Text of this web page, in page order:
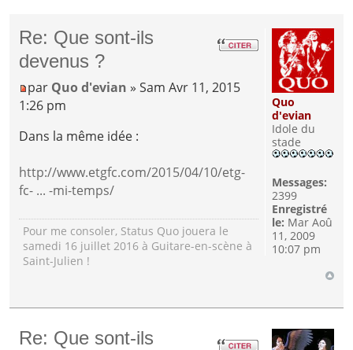
Re: Que sont-ils
devenus ?
par Quo d'evian » Sam Avr 11, 2015
1:26 pm
Dans la même idée :
http://www.etgfc.com/2015/04/10/etg-
fc- ... -mi-temps/
Pour me consoler, Status Quo jouera le
samedi 16 juillet 2016 à Guitare-en-scène à
Saint-Julien !
Quo
d'evian
Idole du
stade
Messages:
2399
Enregistré
le: Mar Aoû
11, 2009
10:07 pm
Re: Que sont-ils